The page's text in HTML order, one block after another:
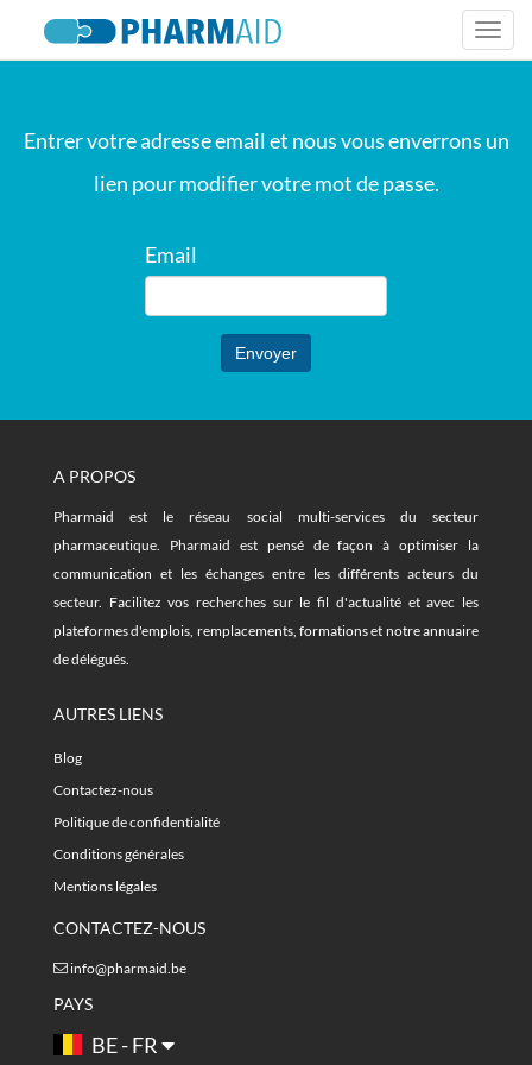
Entrer votre adresse email et nous vous enverrons un
lien pour modifier votre mot de passe.
Email
A PROPOS
Pharmaid est le réseau social multi-services du secteur
pharmaceutique. Pharmaid est pensé de façon à optimiser la
communication et les échanges entre les différents acteurs du
secteur. Facilitez vos recherches sur le fil d'actualité et avec les
plateformes d'emplois, remplacements, formations et notre annuaire
de délégués.
AUTRES LIENS
Blog
Contactez-nous
Politique de confidentialité
Conditions générales
Mentions légales
CONTACTEZ-NOUS
info@pharmaid.be
PAYS
BE - FR